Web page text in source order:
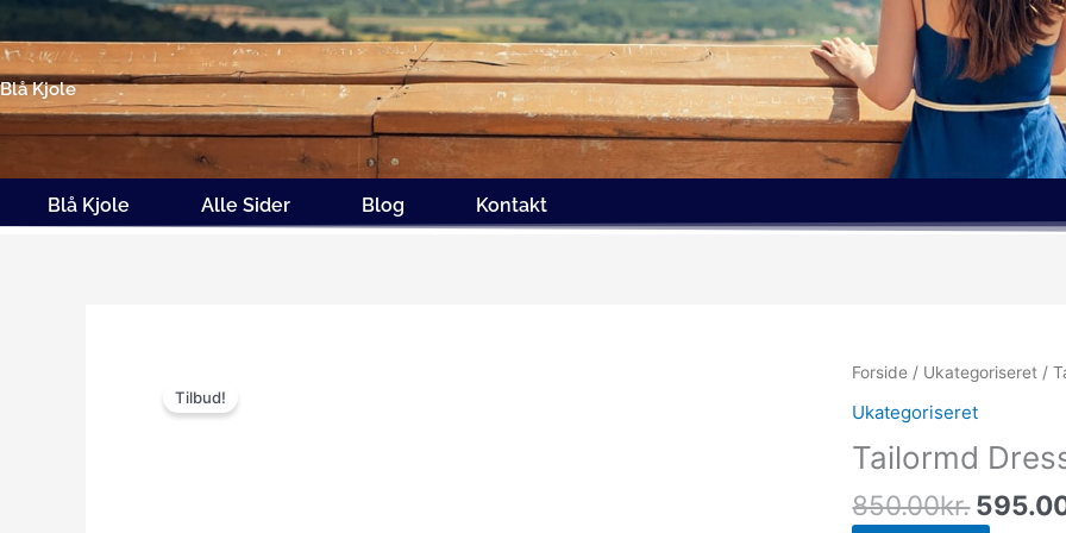
til
indholdet
Blå Kjole
Blå Kjole Alle Sider Blog Kontakt
Tilbud!
Forside / Ukategoriseret /
Ukategoriseret
Tailormd
850.00kr.
Den
pris
var: